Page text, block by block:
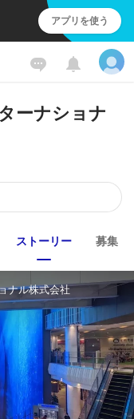
アプリを使う
ーナショナ
ストーリー 募集
ナル株式会社